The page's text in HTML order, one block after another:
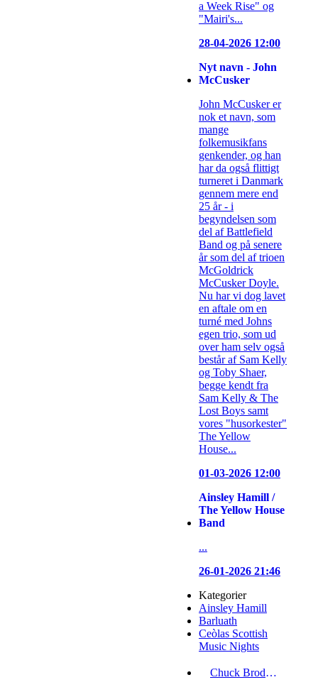
a Week Rise" og
"Mairi's...
28-04-2026 12:00
Nyt navn - John
McCusker
John McCusker er
nok et navn, som
mange
folkemusikfans
genkender, og han
har da også flittigt
turneret i Danmark
gennem mere end
25 år - i
begyndelsen som
del af Battlefield
Band og på senere
år som del af trioen
McGoldrick
McCusker Doyle.
Nu har vi dog lavet
en aftale om en
turné med Johns
egen trio, som ud
over ham selv også
består af Sam Kelly
og Toby Shaer,
begge kendt fra
Sam Kelly & The
Lost Boys samt
vores "husorkester"
The Yellow
House...
01-03-2026 12:00
Ainsley Hamill /
The Yellow House
Band
...
26-01-2026 21:46
Kategorier
Ainsley Hamill
Barluath
Ceòlas Scottish
Music Nights
Chuck Brodsky